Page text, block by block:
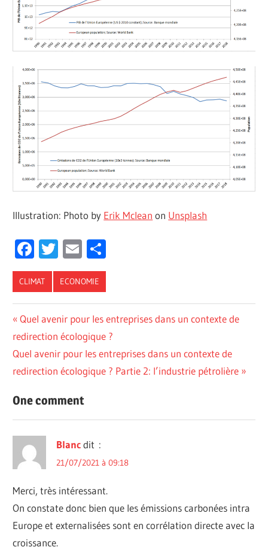
Illustration: Photo by Erik Mclean on Unsplash
Facebook
Twitter
Email
CLIMAT ECONOMIE
Navigation
de
l’article
Previous
Post:
Quel avenir pour les entreprises dans un contexte de
redirection écologique ?
Next
Post:
Quel avenir pour les entreprises dans un contexte de
redirection écologique ? Partie 2: l’industrie pétrolière
One comment
Blanc dit :
21/07/2021 à 09:18
Merci, très intéressant.
On constate donc bien que les émissions carbonées intra
Europe et externalisées sont en corrélation directe avec la
croissance.